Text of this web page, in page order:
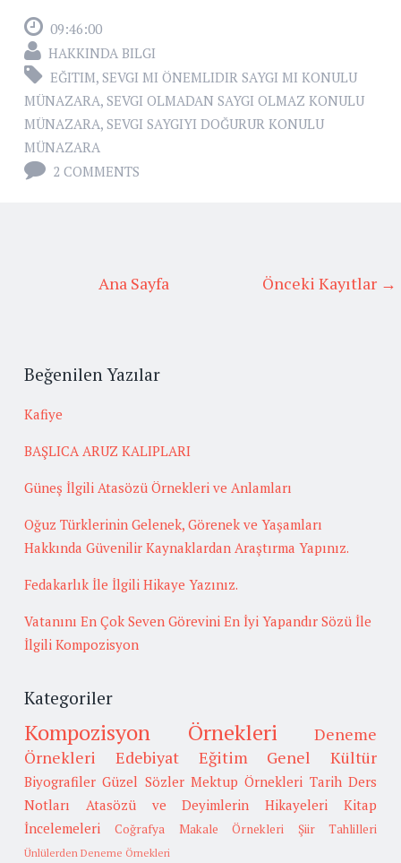
09:46:00
HAKKINDA BILGI
EĞITIM, SEVGI MI ÖNEMLIDIR SAYGI MI KONULU
MÜNAZARA, SEVGI OLMADAN SAYGI OLMAZ KONULU
MÜNAZARA, SEVGI SAYGIYI DOĞURUR KONULU
MÜNAZARA
2 COMMENTS
Önceki Kayıtlar →
Ana Sayfa
Beğenilen Yazılar
Kafiye
BAŞLICA ARUZ KALIPLARI
Güneş İlgili Atasözü Örnekleri ve Anlamları
Oğuz Türklerinin Gelenek, Görenek ve Yaşamları
Hakkında Güvenilir Kaynaklardan Araştırma Yapınız.
Fedakarlık İle İlgili Hikaye Yazınız.
Vatanını En Çok Seven Görevini En İyi Yapandır Sözü İle
İlgili Kompozisyon
Kategoriler
Kompozisyon Örnekleri
Deneme
Örnekleri
Edebiyat Eğitim Genel Kültür
Biyografiler Güzel Sözler Mektup Örnekleri Tarih Ders
Notları
Atasözü ve Deyimlerin Hikayeleri
Kitap
İncelemeleri
Coğrafya Makale Örnekleri Şiir Tahlilleri
Ünlülerden Deneme Örnekleri